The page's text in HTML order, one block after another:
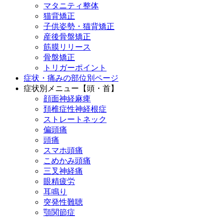
マタニティ整体
猫背矯正
子供姿勢・猫背矯正
産後骨盤矯正
筋膜リリース
骨盤矯正
トリガーポイント
症状・痛みの部位別ページ
症状別メニュー【頭・首】
顔面神経麻痺
頚椎症性神経根症
ストレートネック
偏頭痛
頭痛
スマホ頭痛
こめかみ頭痛
三叉神経痛
眼精疲労
耳鳴り
突発性難聴
顎関節症